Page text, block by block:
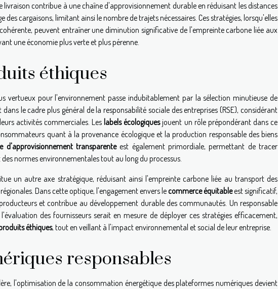
livraison contribue à une chaîne d'approvisionnement durable en réduisant les distances
cargaisons, limitant ainsi le nombre de trajets nécessaires. Ces stratégies, lorsqu'elles
peuvent entraîner une diminution significative de l'empreinte carbone liée aux
une économie plus verte et plus pérenne.
éthiques
vertueux pour l'environnement passe indubitablement par la sélection minutieuse de
le cadre plus général de la responsabilité sociale des entreprises (RSE), considérant
activités commerciales. Les labels écologiquesjouent un rôle prépondérant dans ce
quant à la provenance écologique et la production responsable des biens
d'approvisionnement transparenteest également primordiale, permettant de tracer
normes environnementales tout au long du processus.
un autre axe stratégique, réduisant ainsi l'empreinte carbone liée au transport des
Dans cette optique, l'engagement envers lecommerce équitableest significatif,
et contribue au développement durable des communautés. Un responsable
des fournisseurs serait en mesure de déployer ces stratégies efficacement,
éthiques, tout en veillant à l'impact environnemental et social de leur entreprise.
responsables
l'optimisation de la consommation énergétique des plateformes numériques devient